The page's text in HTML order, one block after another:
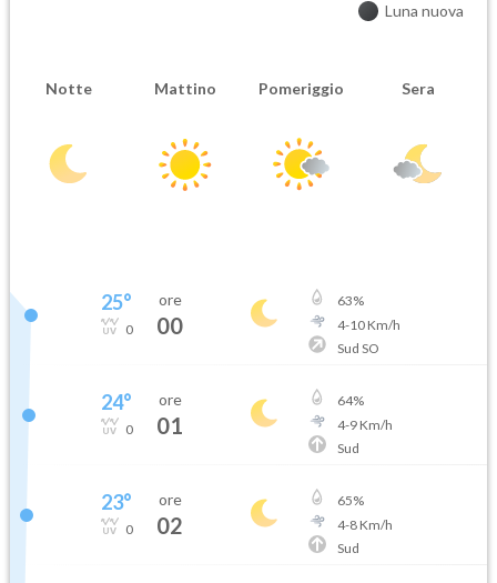
Luna nuova
Notte Mattino Pomeriggio Sera
25°
0
ore
00
63%
4-10Km/h
Sud SO
24°
0
ore
01
64%
4-9Km/h
Sud
23°
0
ore
02
65%
4-8Km/h
Sud